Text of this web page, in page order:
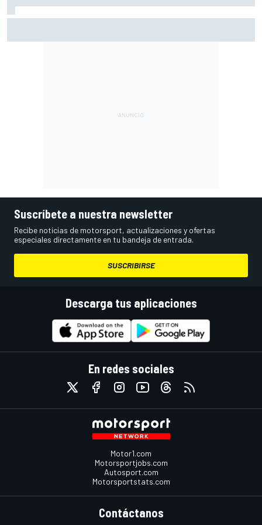
Suscríbete a nuestra newsletter
Recibe noticias de motorsport, actualizaciones y ofertas
especiales directamente en tu bandeja de entrada.
SUSCRIBIRSE
Descarga tus aplicaciones
En redes sociales
Motor1.com
Motorsportjobs.com
Autosport.com
Motorsportstats.com
Contáctanos